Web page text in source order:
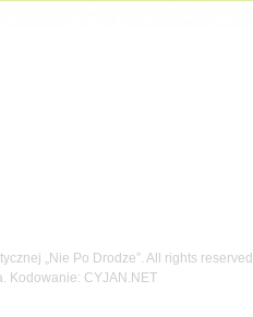
„Nie Po Drodze”. All rights reserved.
Kodowanie: CYJAN.NET